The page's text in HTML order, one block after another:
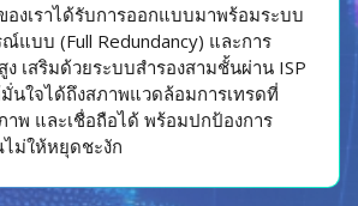
องเราได้รับการออกแบบมาพร้อมระบบ
แบบ (Full Redundancy) และการ
เสริมด้วยระบบสำรองสามชั้นผ่าน ISP
นใจได้ถึงสภาพแวดล้อมการเทรดที่
พ และเชื่อถือได้ พร้อมปกป้องการ
ม่ให้หยุดชะงัก